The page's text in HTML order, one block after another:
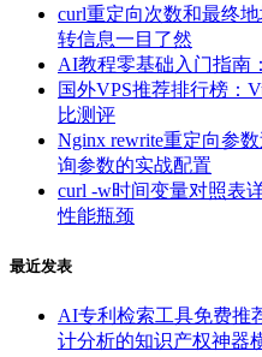
curl重定向次数和最终
转信息一目了然
AI教程零基础入门指南
国外VPS推荐排行榜：
比测评
Nginx rewrite重定向参
询参数的实战配置
curl -w时间变量对照表
性能瓶颈
最近发表
AI专利检索工具免费推
计分析的知识产权神器